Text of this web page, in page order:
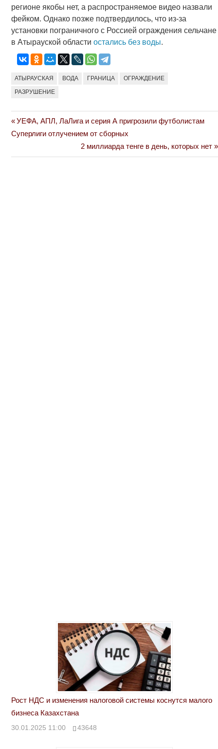
регионе якобы нет, а распространяемое видео назвали
фейком. Однако позже подтвердилось, что из-за
установки пограничного с Россией ограждения сельчане
в Атырауской области остались без воды.
АТЫРАУСКАЯ ВОДА ГРАНИЦА ОГРАЖДЕНИЕ
РАЗРУШЕНИЕ
Навигация
Previous
Post:
УЕФА, АПЛ, ЛаЛига и серия А пригрозили футболистам
Суперлиги отлучением от сборных
Next
Post:
2 миллиарда тенге в день, которых нет
Рост НДС и изменения налоговой системы коснутся малого
бизнеса Казахстана
30.01.2025 11:00 43648